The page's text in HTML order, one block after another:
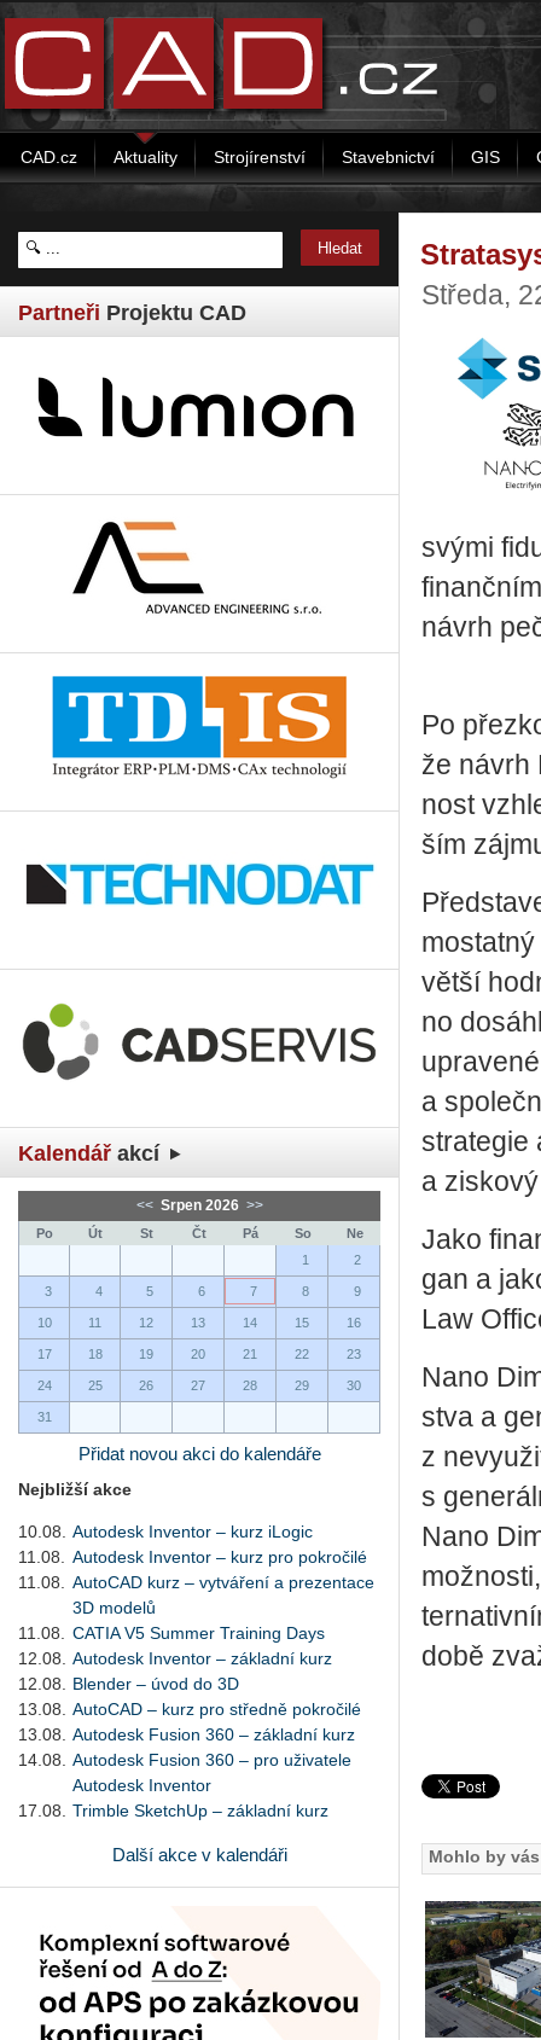
CAD.cz Aktuality Strojírenství Stavebnictví GIS
Partneři Projektu CAD
Kalendář akcí
<< Srpen 2026 >>
Po Út St Čt Pá So
Ne
1
2
3 4 5 6 7 8 9
10 11 12 13 14 15 16
17 18 19 20 21 22 23
24 25 26 27 28 29 30
31
Přidat novou akci do kalendáře
Nejbližší akce
10.08.
Autodesk Inventor – kurz iLogic
11.08.
Autodesk Inventor – kurz pro pokročilé
11.08.
AutoCAD kurz – vytváření a prezentace
3D modelů
11.08.
CATIA V5 Summer Training Days
12.08.
Autodesk Inventor – základní kurz
12.08.
Blender – úvod do 3D
13.08.
AutoCAD – kurz pro středně pokročilé
13.08.
Autodesk Fusion 360 – základní kurz
14.08.
Autodesk Fusion 360 – pro uživatele
Autodesk Inventor
17.08.
Trimble SketchUp – základní kurz
Další akce v kalendáři
Středa,
svými
návrh
Po
že návrh
nost
ším
větší
no
a
stra­te­gie
a
Jako
gan a
Law
Nano
stva a
z
s
Nano
době
Mohlo by